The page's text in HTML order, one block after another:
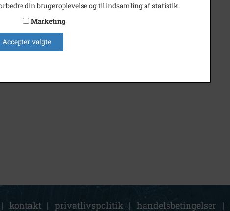
| kontakt | privatlivspolitik | handelsbetingelser |
din brugeroplevelse og til indsamling af statistik.
Marketing
Accepter valgte